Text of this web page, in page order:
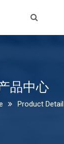
品中心
Product Detail